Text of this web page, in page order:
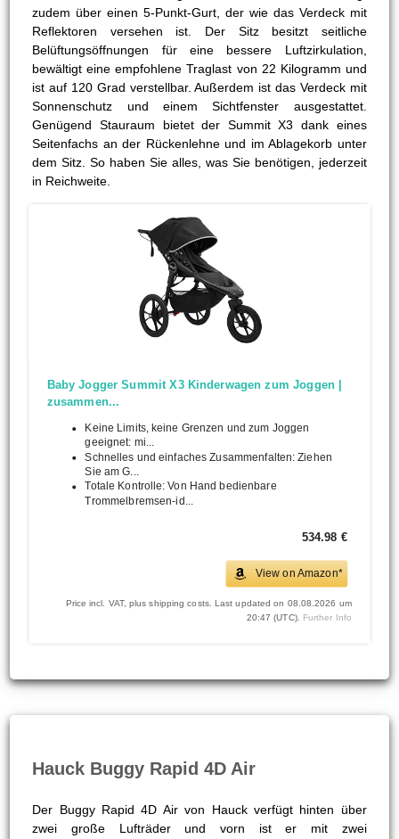
zudem über einen 5-Punkt-Gurt, der wie das Verdeck mit
Reflektoren versehen ist. Der Sitz besitzt seitliche
Belüftungsöffnungen für eine bessere Luftzirkulation,
bewältigt eine empfohlene Traglast von 22 Kilogramm und
ist auf 120 Grad verstellbar. Außerdem ist das Verdeck mit
Sonnenschutz und einem Sichtfenster ausgestattet.
Genügend Stauraum bietet der Summit X3 dank eines
Seitenfachs an der Rückenlehne und im Ablagekorb unter
dem Sitz. So haben Sie alles, was Sie benötigen, jederzeit
in Reichweite.
Baby Jogger Summit X3 Kinderwagen zum Joggen |
zusammen...
Keine Limits, keine Grenzen und zum Joggen
geeignet: mi...
Schnelles und einfaches Zusammenfalten: Ziehen
Sie am G...
Totale Kontrolle: Von Hand bedienbare
Trommelbremsen-id...
534.98 €
View on Amazon*
Price incl. VAT, plus shipping costs. Last updated on 08.08.2026 um
20:47 (UTC). Further Info
Hauck Buggy Rapid 4D Air
Der Buggy Rapid 4D Air von Hauck verfügt hinten über
zwei große Lufträder und vorn ist er mit zwei